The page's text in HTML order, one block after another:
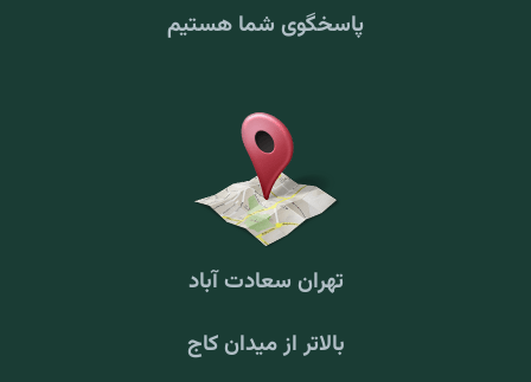
پاسخگوی شما هستیم
تهران سعادت آباد
بالاتر از میدان کاج